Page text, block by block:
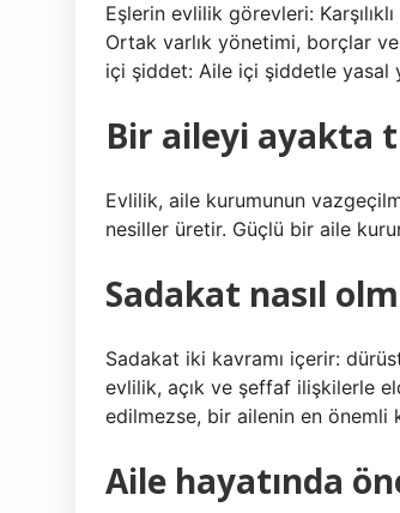
Eşlerin evlilik görevleri:
Ortak varlık yönetimi, borçlar
içi şiddet: Aile içi şiddetle yasal
Bir aileyi ayakta
Evlilik, aile kurumunun
nesiller üretir. Güçlü bir aile
Sadakat nasıl
Sadakat iki kavramı içerir:
evlilik, açık ve şeffaf ilişkilerle
edilmezse, bir ailenin en
Aile hayatında